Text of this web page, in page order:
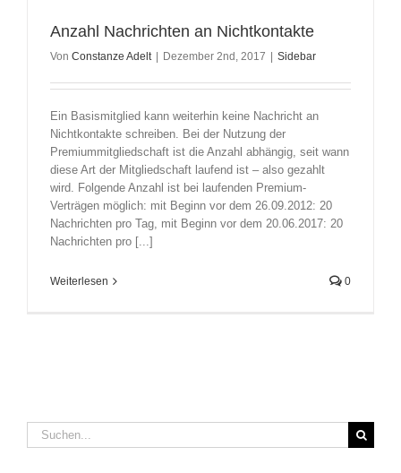
Anzahl Nachrichten an Nichtkontakte
Von Constanze Adelt | Dezember 2nd, 2017 | Sidebar
Ein Basismitglied kann weiterhin keine Nachricht an
Nichtkontakte schreiben. Bei der Nutzung der
Premiummitgliedschaft ist die Anzahl abhängig, seit wann
diese Art der Mitgliedschaft laufend ist – also gezahlt
wird. Folgende Anzahl ist bei laufenden Premium-
Verträgen möglich: mit Beginn vor dem 26.09.2012: 20
Nachrichten pro Tag, mit Beginn vor dem 20.06.2017: 20
Nachrichten pro [...]
Weiterlesen 0
Suche
nach: